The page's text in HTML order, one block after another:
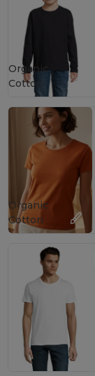
Organic
Cotton
Organic
Cotton